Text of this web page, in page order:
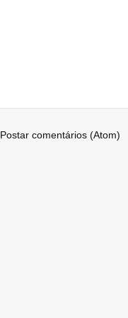
Postar comentários (Atom)